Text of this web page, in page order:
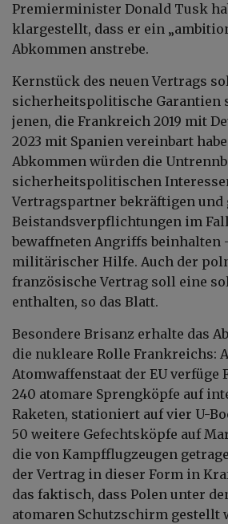
Premierminister Donald Tusk
klargestellt, dass er ein
Abkommen anstrebe.
Kernstück des neuen Vertrags
sicherheitspolitische Garantien
jenen, die Frankreich 2019 mit
2023 mit Spanien vereinbart
Abkommen würden die
sicherheitspolitischen
Vertragspartner bekräftigen und
Beistandsverpflichtungen im
bewaffneten Angriffs
militärischer Hilfe. Auch der
französische Vertrag soll eine
enthalten, so das Blatt.
Besondere Brisanz erhalte das
die nukleare Rolle Frankreichs:
Atomwaffenstaat der EU verfüge
240 atomare Sprengköpfe auf
Raketen, stationiert auf vier U-
50 weitere Gefechtsköpfe auf
die von Kampfflugzeugen
der Vertrag in dieser Form in
das faktisch, dass Polen unter
atomaren Schutzschirm gestellt